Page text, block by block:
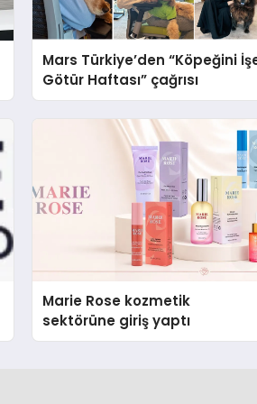
Mars Türkiye’den “Köpeğini
Götür Haftası” çağrısı
Marie Rose kozmetik
sektörüne giriş yaptı